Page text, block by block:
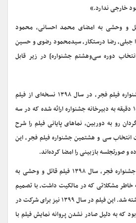
خارجی ندارد.»
و وحشی به امضای محمد احسانی، محمود
جبلی، رضا درستکار، سیدمحمود رضوی و حسین
دوره سی‌وهشتم جشنواره] در زیر قابل
بر اساس اسناد دبیرخانه جشنواره فیلم فجر، در سال ۱۳۹۸ نسخه‌ای از فیلم
«قاتل و وحشی» به مدت ۱۵۶ دقیقه‌ به دبیرخانه جشنواره ارائه شده که در سه
رو به دوربین، نماهای پایانی فیلم را شرح
سی و هشتمین جشنواره فیلم فجر، این
و صورتجلسه بازبینی را امضا کرده‌اند.
بر اساس اطلاعات دبیرخانه جشنواره فجر، سال ۱۳۹۸ فیلم قاتل و وحشی به
خاطر مشکلاتی که در مالکیت داشت، با تصمیم
دبیر وقت جشنواره کنار گذاشته شد. این فیلم در سال ۱۳۹۹ نیز برای شرکت در
که به دلیل صادر نشدن پروانه نمایش فیلم با